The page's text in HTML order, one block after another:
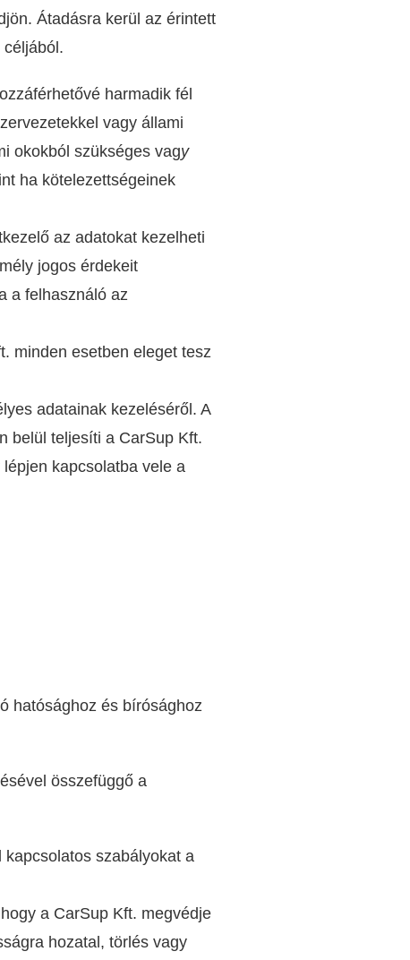
Átadásra kerül az érintett
harmadik fél
vagy állami
okokból szükséges vagy
ha kötelezettségeinek
az adatokat kezelheti
jogos érdekeit
a felhasználó az
minden esetben eleget tesz
adatainak kezeléséről. A
belül teljesíti a CarSup Kft.
kapcsolatba vele a
hatósághoz és bírósághoz
összefüggő a
szabályokat a
a CarSup Kft. megvédje
hozatal, törlés vagy